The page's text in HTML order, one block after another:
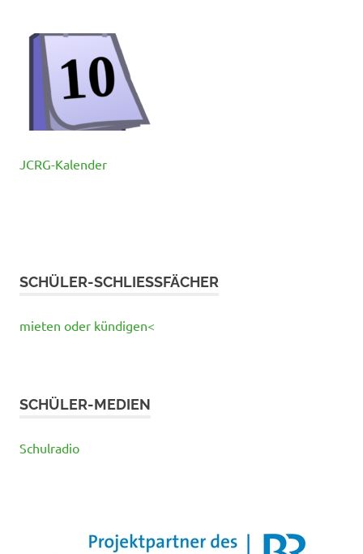
JCRG-Kalender
SCHÜLER-SCHLIESSFÄCHER
mieten oder kündigen<
SCHÜLER-MEDIEN
Schulradio